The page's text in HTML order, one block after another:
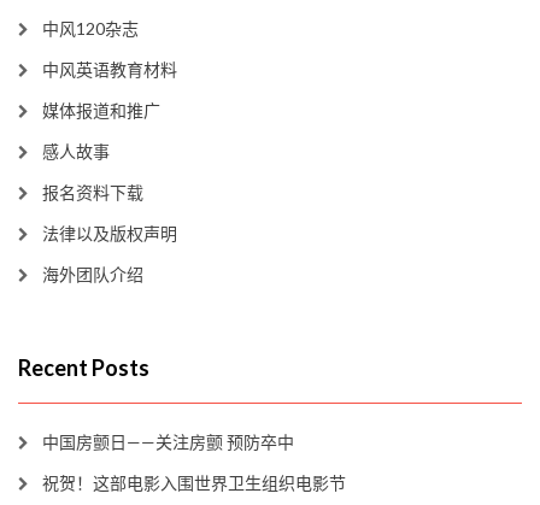
中风120杂志
中风英语教育材料
媒体报道和推广
感人故事
报名资料下载
法律以及版权声明
海外团队介绍
Recent Posts
中国房颤日——关注房颤 预防卒中
祝贺！这部电影入围世界卫生组织电影节